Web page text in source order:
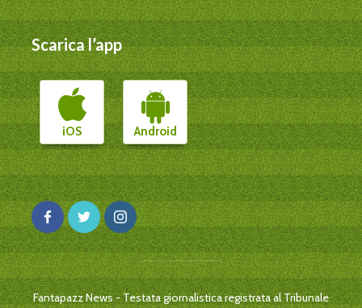
Scarica l’app
iOS Android
Fantapazz News - Testata giornalistica registrata al Tribunale